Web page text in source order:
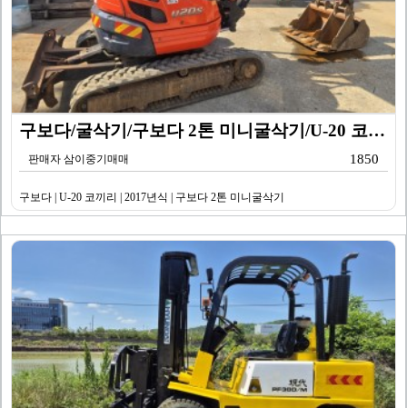
구보다/굴삭기/구보다 2톤 미니굴삭기/U-20 코끼리/…
판매자 삼이중기매매 1850
구보다 | U-20 코끼리 | 2017년식 | 구보다 2톤 미니굴삭기